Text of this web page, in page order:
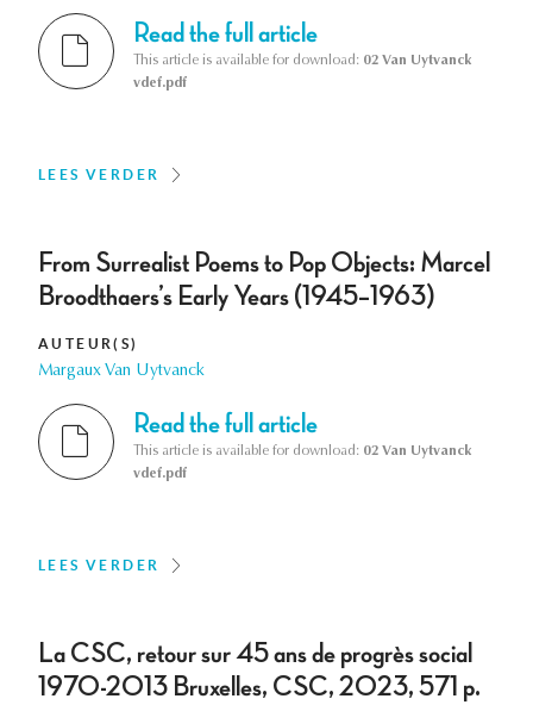
Read the full article
This article is available for download: 02 Van Uytvanck
vdef.pdf
LEES VERDER
From Surrealist Poems to Pop Objects: Marcel
Broodthaers’s Early Years (1945–1963)
AUTEUR(S)
Margaux Van Uytvanck
Read the full article
This article is available for download: 02 Van Uytvanck
vdef.pdf
LEES VERDER
La CSC, retour sur 45 ans de progrès social
1970-2013 Bruxelles, CSC, 2023, 571 p.